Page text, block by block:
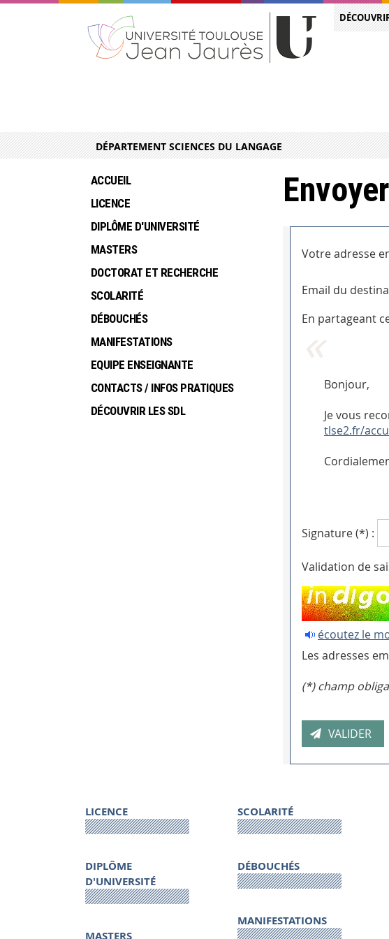
DÉPARTEMENT SCIENCES DU LANGAGE
Votre adresse
Email du
En partageant
Bonjour,
Je vous
tlse2.fr/
Signature (*) :
Validation de
écoutez le
Les adresses
(*) champ
ACCUEIL
LICENCE
DIPLÔME D'UNIVERSITÉ
MASTERS
DOCTORAT ET RECHERCHE
SCOLARITÉ
DÉBOUCHÉS
MANIFESTATIONS
EQUIPE ENSEIGNANTE
CONTACTS / INFOS PRATIQUES
DÉCOUVRIR LES SDL
LICENCE
DIPLÔME
D'UNIVERSITÉ
MASTERS
SCOLARITÉ
DÉBOUCHÉS
MANIFESTATIONS